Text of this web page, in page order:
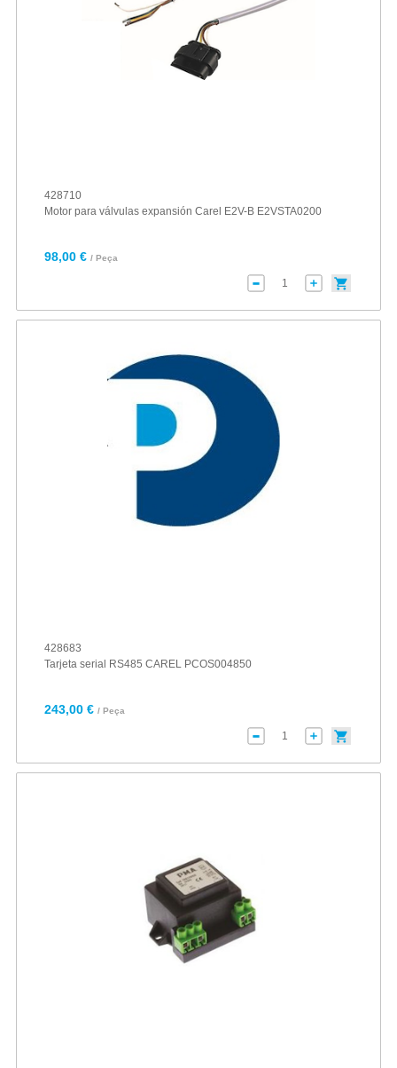
428710
Motor para válvulas expansión Carel E2V-B E2VSTA0200
98,00 € / Peça
428683
Tarjeta serial RS485 CAREL PCOS004850
243,00 € / Peça